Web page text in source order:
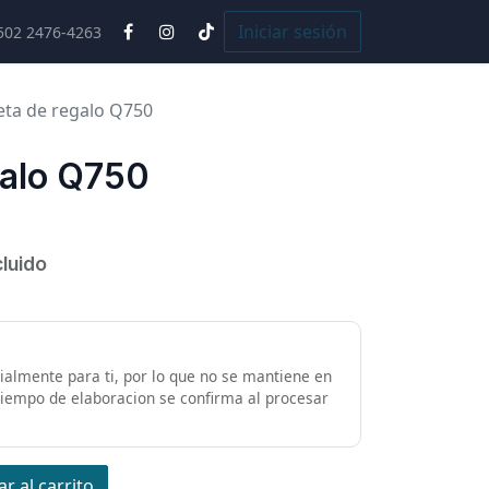
Cursos
2476-4263 Iniciar sesión
de regalo Q750
Q750
para ti, por lo que no se mantiene en
de elaboracion se confirma al procesar